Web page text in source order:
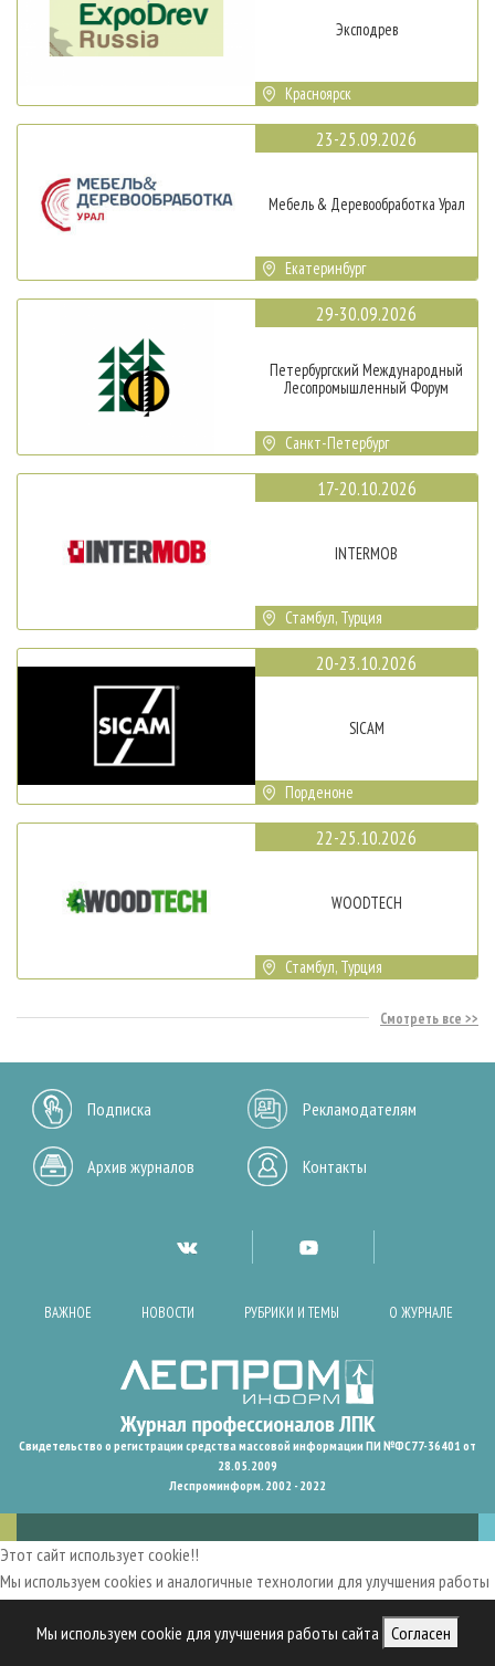
Мы используем cookie для улучшения работы сайта Согласен
Эксподрев
Красноярск
23-25.09.2026
Мебель & Деревообработка Урал
Екатеринбург
29-30.09.2026
Петербургский Международный
Лесопромышленный Форум
Санкт-Петербург
17-20.10.2026
INTERMOB
Стамбул, Турция
20-23.10.2026
SICAM
Порденоне
22-25.10.2026
WOODTECH
Стамбул, Турция
Смотреть все
Подписка Рекламодателям
Архив журналов Контакты
ВАЖНОЕ НОВОСТИ РУБРИКИ И ТЕМЫ О ЖУРНАЛЕ
Свидетельство о регистрации средства массовой информации ПИ №ФС77-36401 от
28.05.2009
Леспроминформ. 2002 - 2022
Этот сайт использует cookie!!
Мы используем cookies и аналогичные технологии для улучшения работы
нашего сайта, анализа трафика и персонализации контента. Cookies
помогают нам запомнить ваши предпочтения и улучшить